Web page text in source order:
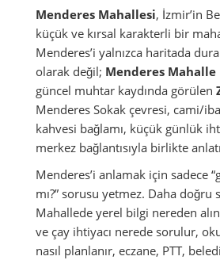
Menderes Mahallesi, İzmir’in
küçük ve kırsal karakterli bir
Menderes’i yalnızca haritada
olarak değil; Menderes Mahalle
güncel muhtar kaydında görülen
Menderes Sokak çevresi, cami/
kahvesi bağlamı, küçük günlük
merkez bağlantısıyla birlikte
Menderes’i anlamak için sadece
mı?” sorusu yetmez. Daha doğru
Mahallede yerel bilgi nereden
ve çay ihtiyacı nerede sorulur,
nasıl planlanır, eczane, PTT,